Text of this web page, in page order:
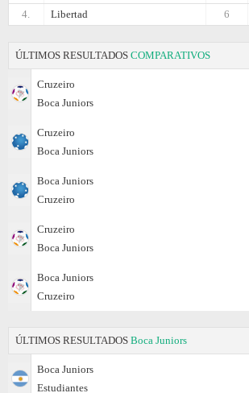
4.
Libertad 6
ÚLTIMOS RESULTADOS COMPARATIVOS
Cruzeiro
Boca Juniors
Cruzeiro
Boca Juniors
Boca Juniors
Cruzeiro
Cruzeiro
Boca Juniors
Boca Juniors
Cruzeiro
ÚLTIMOS RESULTADOS Boca Juniors
Boca Juniors
Estudiantes